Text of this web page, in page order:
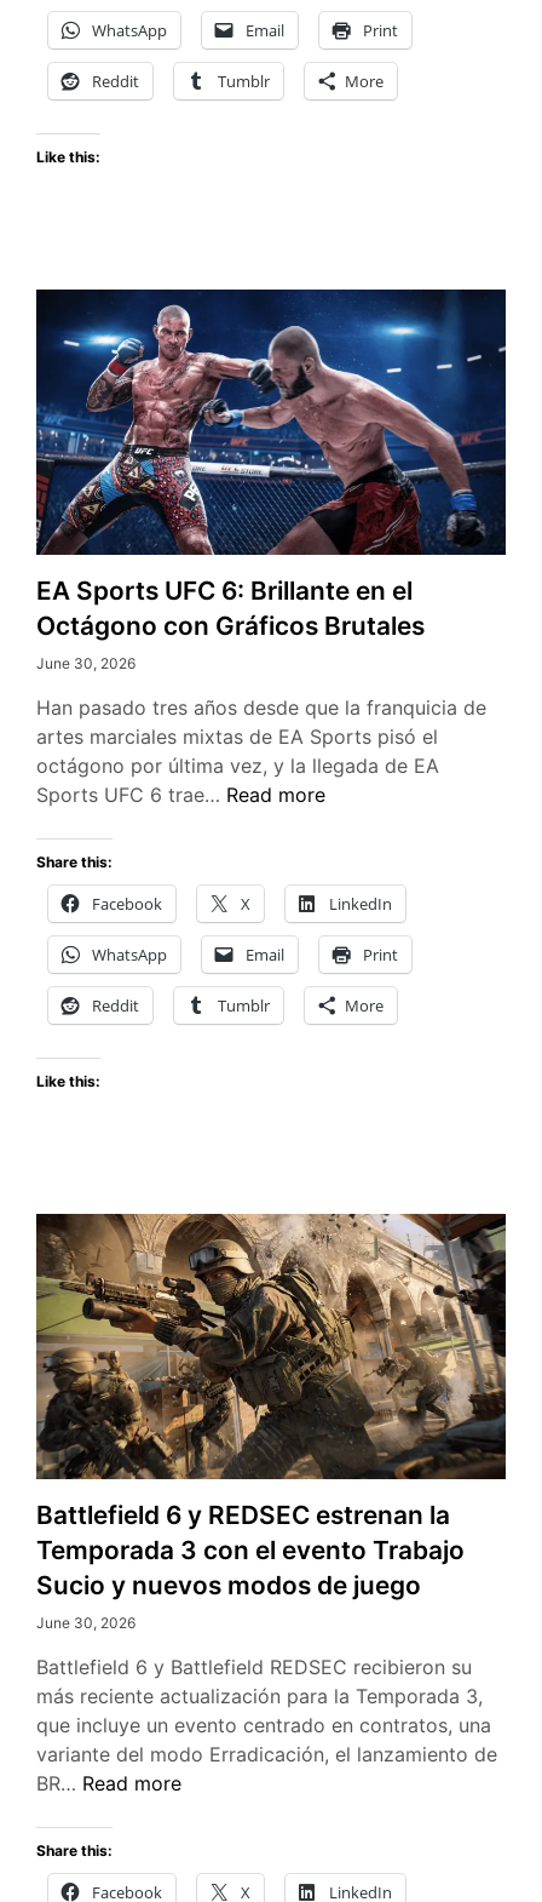
PlayStation
anuncia
el
cierre
los
discos
físicos
WhatsApp Email Print
Reddit Tumblr More
Like this:
EA Sports UFC 6: Brillante en el
Octágono con Gráficos Brutales
June 30, 2026
Han pasado tres años desde que la franquicia de
artes marciales mixtas de EA Sports pisó el
octágono por última vez, y la llegada de EA
Sports UFC 6 trae… EA
6:
Brillante
en
el
Octágono
con
Read more
Share this:
Facebook X LinkedIn
WhatsApp Email Print
Reddit Tumblr More
Like this:
Battlefield 6 y REDSEC estrenan la
Temporada 3 con el evento Trabajo
Sucio y nuevos modos de juego
June 30, 2026
Battlefield 6 y Battlefield REDSEC recibieron su
más reciente actualización para la Temporada 3,
que incluye un evento centrado en contratos, una
variante del modo Erradicación, el lanzamiento de
BR… Battlefield
y
REDSEC
Read more
Share this:
Facebook X LinkedIn